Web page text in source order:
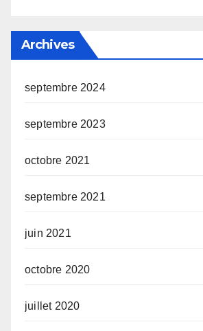
Archives
septembre 2024
septembre 2023
octobre 2021
septembre 2021
juin 2021
octobre 2020
juillet 2020